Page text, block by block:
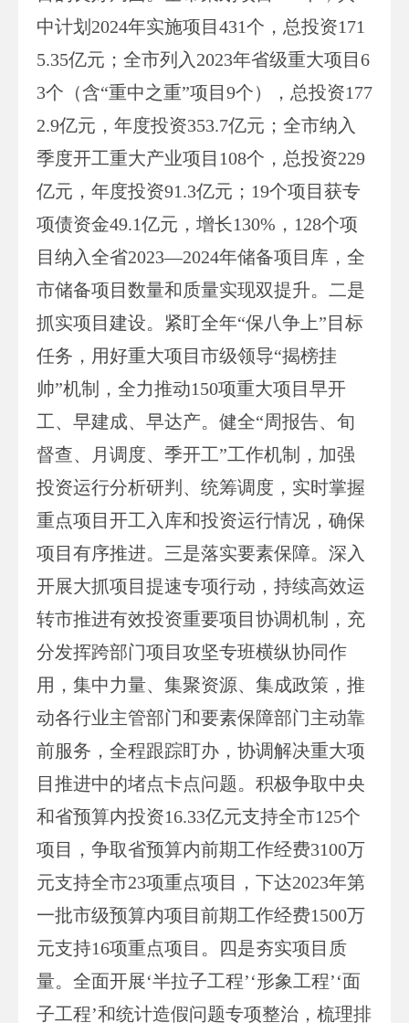
中计划2024年实施项目431个，总投资171
5.35亿元；全市列入2023年省级重大项目6
3个（含“重中之重”项目9个），总投资177
2.9亿元，年度投资353.7亿元；全市纳入
季度开工重大产业项目108个，总投资229
亿元，年度投资91.3亿元；19个项目获专
项债资金49.1亿元，增长130%，128个项
目纳入全省2023—2024年储备项目库，全
市储备项目数量和质量实现双提升。二是
抓实项目建设。紧盯全年“保八争上”目标
任务，用好重大项目市级领导“揭榜挂
帅”机制，全力推动150项重大项目早开
工、早建成、早达产。健全“周报告、旬
督查、月调度、季开工”工作机制，加强
投资运行分析研判、统筹调度，实时掌握
重点项目开工入库和投资运行情况，确保
项目有序推进。三是落实要素保障。深入
开展大抓项目提速专项行动，持续高效运
转市推进有效投资重要项目协调机制，充
分发挥跨部门项目攻坚专班横纵协同作
用，集中力量、集聚资源、集成政策，推
动各行业主管部门和要素保障部门主动靠
前服务，全程跟踪盯办，协调解决重大项
目推进中的堵点卡点问题。积极争取中央
和省预算内投资16.33亿元支持全市125个
项目，争取省预算内前期工作经费3100万
元支持全市23项重点项目，下达2023年第
一批市级预算内项目前期工作经费1500万
元支持16项重点项目。四是夯实项目质
量。全面开展‘半拉子工程’‘形象工程’‘面
子工程’和统计造假问题专项整治，梳理排